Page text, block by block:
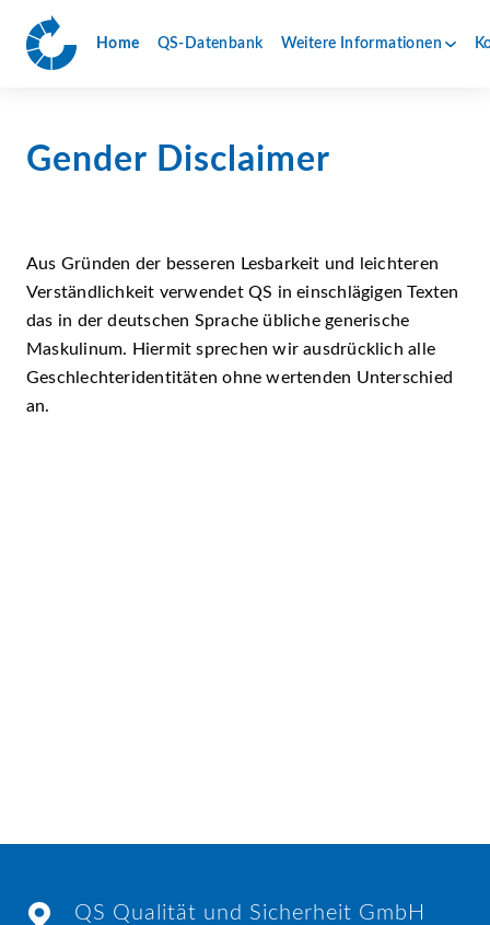
Home QS-Datenbank Weitere Informationen
Gender Disclaimer
Aus Gründen der besseren Lesbarkeit und leichteren
Verständlichkeit verwendet QS in einschlägigen Texten
das in der deutschen Sprache übliche generische
Maskulinum. Hiermit sprechen wir ausdrücklich alle
Geschlechteridentitäten ohne wertenden Unterschied
an.
QS Qualität und Sicherheit GmbH